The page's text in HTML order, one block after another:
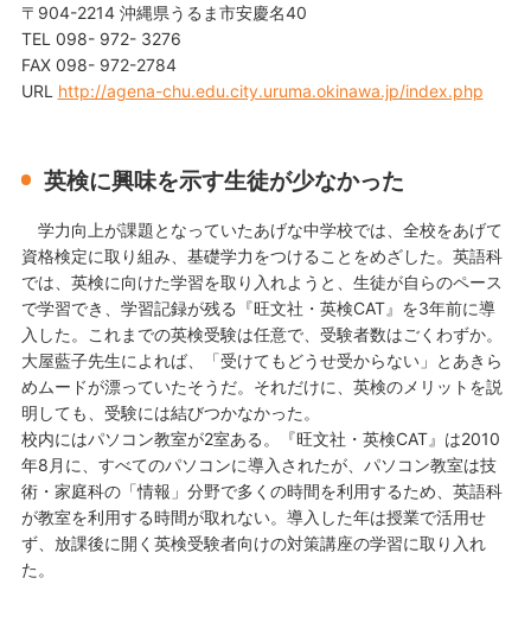
〒904-2214 沖縄県うるま市安慶名40
TEL 098- 972- 3276
FAX 098- 972-2784
URL http://agena-chu.edu.city.uruma.okinawa.jp/index.php
英検に興味を示す生徒が少なかった
学力向上が課題となっていたあげな中学校では、全校をあげて
資格検定に取り組み、基礎学力をつけることをめざした。英語科
では、英検に向けた学習を取り入れようと、生徒が自らのペース
で学習でき、学習記録が残る『旺文社・英検CAT』を3年前に導
入した。これまでの英検受験は任意で、受験者数はごくわずか。
大屋藍子先生によれば、「受けてもどうせ受からない」とあきら
めムードが漂っていたそうだ。それだけに、英検のメリットを説
明しても、受験には結びつかなかった。
校内にはパソコン教室が2室ある。『旺文社・英検CAT』は2010
年8月に、すべてのパソコンに導入されたが、パソコン教室は技
術・家庭科の「情報」分野で多くの時間を利用するため、英語科
が教室を利用する時間が取れない。導入した年は授業で活用せ
ず、放課後に開く英検受験者向けの対策講座の学習に取り入れ
た。